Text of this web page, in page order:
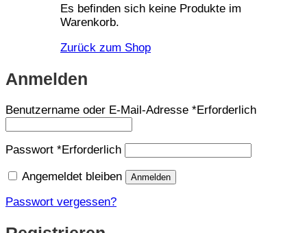
Es befinden sich keine Produkte im
Warenkorb.
Zurück zum Shop
Anmelden
Benutzername oder E-Mail-Adresse *Erforderlich
Passwort *Erforderlich
Angemeldet bleiben Anmelden
Passwort vergessen?